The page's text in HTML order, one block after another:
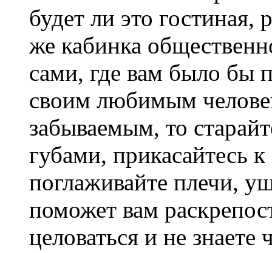
будет ли это гостиная,
же кабинка
сами, где вам было бы
своим любимым
забываемым, то
губами, прикасайтесь
поглаживайте плечи,
поможет вам
целоваться и не знаете